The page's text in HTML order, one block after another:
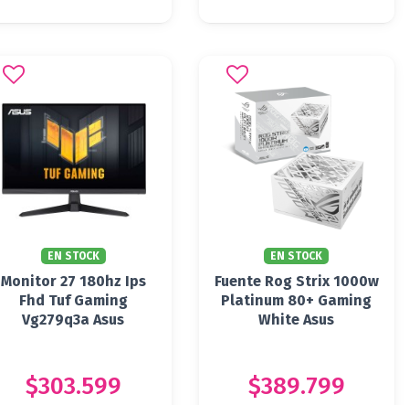
EN STOCK
Monitor 27 180hz Ips
Fhd Tuf Gaming
Vg279q3a Asus
$303.599
EN STOCK
Fuente Rog Strix 1000w
Platinum 80+ Gaming
White Asus
$389.799